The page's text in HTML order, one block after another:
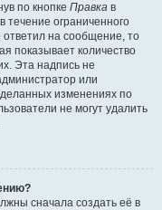
по кнопке Правка в
течение ограниченного
ответил на сообщение, то
показывает количество
Эта надпись не
или
изменениях по
не могут удалить
сначала создать её в